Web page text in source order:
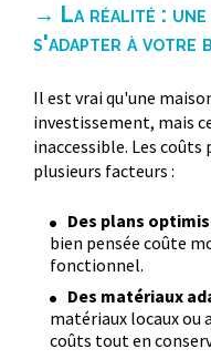
→ La réalité : une
s'adapter à votre
Il est vrai qu'une
investissement, mais
inaccessible. Les
plusieurs facteurs :
Des plans
bien pensée coûte
fonctionnel.
Des matériaux
matériaux locaux ou
coûts tout en